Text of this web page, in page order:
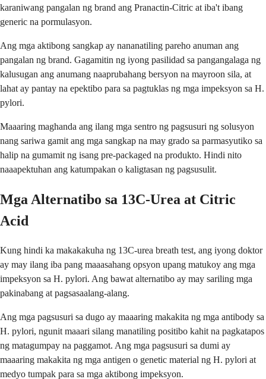
karaniwang pangalan ng brand ang Pranactin-Citric at iba't ibang
generic na pormulasyon.
Ang mga aktibong sangkap ay nananatiling pareho anuman ang
pangalan ng brand. Gagamitin ng iyong pasilidad sa pangangalaga ng
kalusugan ang anumang naaprubahang bersyon na mayroon sila, at
lahat ay pantay na epektibo para sa pagtuklas ng mga impeksyon sa H.
pylori.
Maaaring maghanda ang ilang mga sentro ng pagsusuri ng solusyon
nang sariwa gamit ang mga sangkap na may grado sa parmasyutiko sa
halip na gumamit ng isang pre-packaged na produkto. Hindi nito
naaapektuhan ang katumpakan o kaligtasan ng pagsusulit.
Mga Alternatibo sa 13C-Urea at Citric
Acid
Kung hindi ka makakakuha ng 13C-urea breath test, ang iyong doktor
ay may ilang iba pang maaasahang opsyon upang matukoy ang mga
impeksyon sa H. pylori. Ang bawat alternatibo ay may sariling mga
pakinabang at pagsasaalang-alang.
Ang mga pagsusuri sa dugo ay maaaring makakita ng mga antibody sa
H. pylori, ngunit maaari silang manatiling positibo kahit na pagkatapos
ng matagumpay na paggamot. Ang mga pagsusuri sa dumi ay
maaaring makakita ng mga antigen o genetic material ng H. pylori at
medyo tumpak para sa mga aktibong impeksyon.